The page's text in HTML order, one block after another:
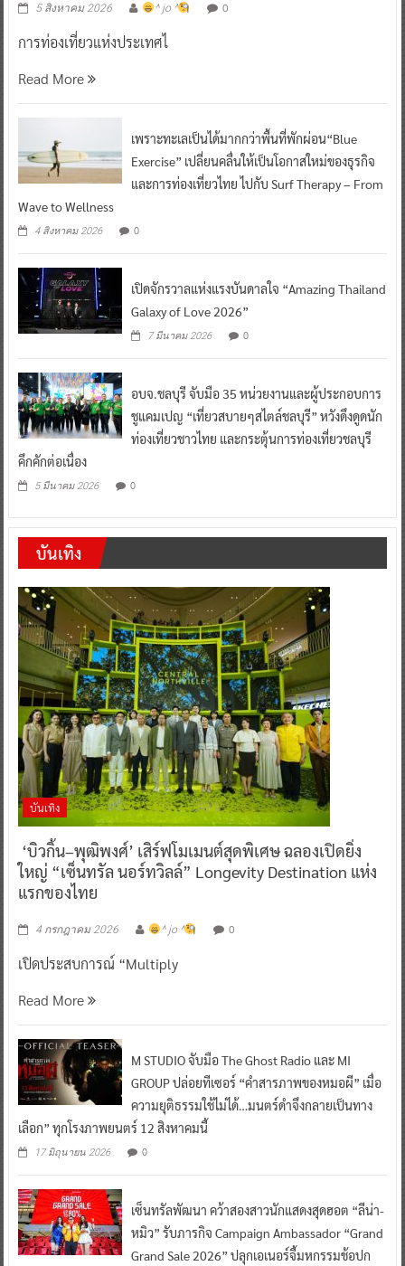
5 สิงหาคม 2026 ^ jo ^ 0
การท่องเที่ยวแห่งประเทศไ
Read More
เพราะทะเลเป็นได้มากกว่าพื้นที่พักผ่อน“Blue
Exercise” เปลี่ยนคลื่นให้เป็นโอกาสใหม่ของธุรกิจ
และการท่องเที่ยวไทย ไปกับ Surf Therapy – From
Wave to Wellness
4 สิงหาคม 2026 0
เปิดจักรวาลแห่งแรงบันดาลใจ “Amazing Thailand
Galaxy of Love 2026”
7 มีนาคม 2026 0
อบจ.ชลบุรี จับมือ 35 หน่วยงานและผู้ประกอบการ
ชูแคมเปญ “เที่ยวสบายๆสไตล์ชลบุรี” หวังดึงดูดนัก
ท่องเที่ยวชาวไทย และกระตุ้นการท่องเที่ยวชลบุรี
คึกคักต่อเนื่อง
5 มีนาคม 2026 0
บันเทิง
บันเทิง
‘บิวกิ้น–พุฒิพงศ์’ เสิร์ฟโมเมนต์สุดพิเศษ ฉลองเปิดยิ่ง
ใหญ่ “เซ็นทรัล นอร์ทวิลล์” Longevity Destination แห่ง
แรกของไทย
4 กรกฎาคม 2026 ^ jo ^ 0
เปิดประสบการณ์ “Multiply
Read More
M STUDIO จับมือ The Ghost Radio และ MI
GROUP ปล่อยทีเซอร์ “คำสารภาพของหมอผี” เมื่อ
ความยุติธรรมใช้ไม่ได้…มนตร์ดำจึงกลายเป็นทาง
เลือก” ทุกโรงภาพยนตร์ 12 สิงหาคมนี้
17 มิถุนายน 2026 0
เซ็นทรัลพัฒนา คว้าสองสาวนักแสดงสุดฮอต “ลีน่า-
หมิว” รับภารกิจ Campaign Ambassador “Grand
Grand Sale 2026” ปลุกเอเนอร์จี้มหกรรมช้อปก